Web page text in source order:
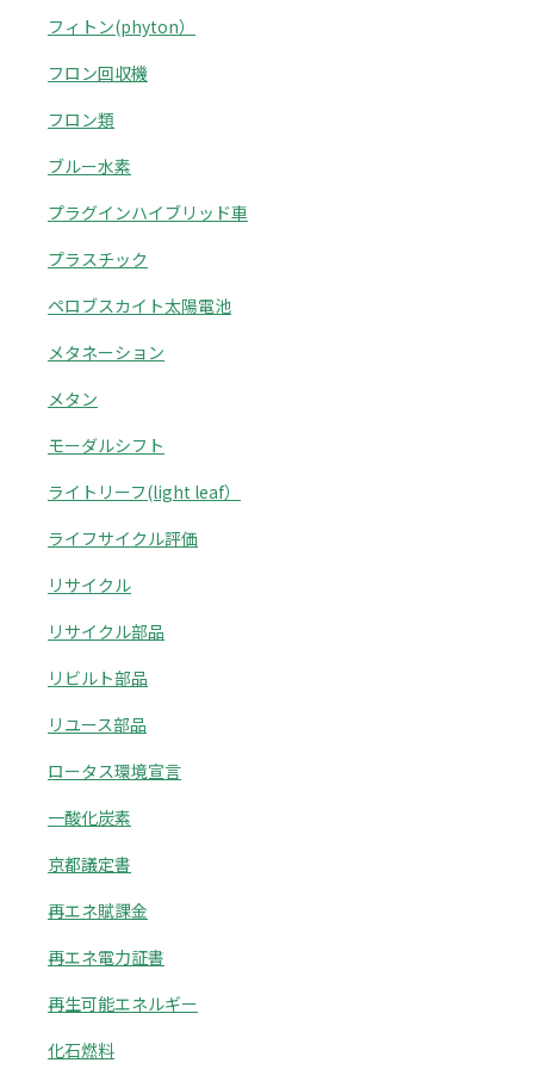
フィトン(phyton）
フロン回収機
フロン類
ブルー水素
プラグインハイブリッド車
プラスチック
ペロブスカイト太陽電池
メタネーション
メタン
モーダルシフト
ライトリーフ(light leaf）
ライフサイクル評価
リサイクル
リサイクル部品
リビルト部品
リユース部品
ロータス環境宣言
一酸化炭素
京都議定書
再エネ賦課金
再エネ電力証書
再生可能エネルギー
化石燃料